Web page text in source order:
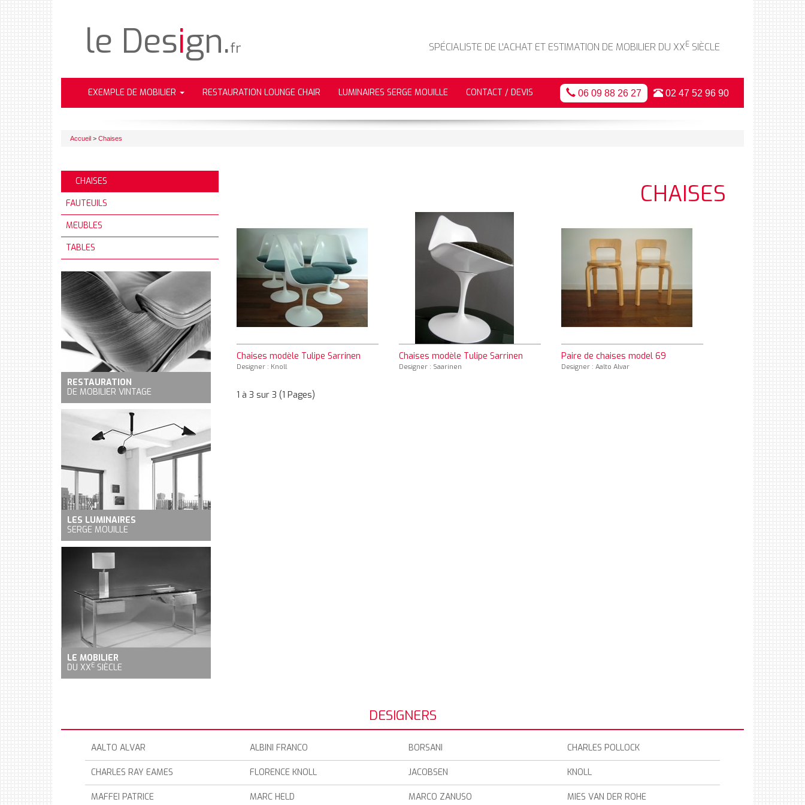
le Design.fr SPÉCIALISTE DE L'ACHAT ET ESTIMATION DE MOBILIER DU XXE SIÈCLE
EXEMPLE DE MOBILIER RESTAURATION LOUNGE CHAIR LUMINAIRES SERGE MOUILLE CONTACT / DEVIS 06 09 88 26 27 02 47 52 96 90
Accueil > Chaises
CHAISES
FAUTEUILS
MEUBLES
TABLES
RESTAURATION
DE MOBILIER VINTAGE
LES LUMINAIRES
SERGE MOUILLE
LE MOBILIER
DU XXE SIÈCLE
CHAISES
Chaises modèle Tulipe Sarrinen
Designer : Knoll
Chaises modèle Tulipe Sarrinen
Designer : Saarinen
Paire de chaises model 69
Designer : Aalto Alvar
1 à 3 sur 3 (1 Pages)
DESIGNERS
AALTO ALVAR ALBINI FRANCO BORSANI CHARLES POLLOCK
CHARLES RAY EAMES FLORENCE KNOLL JACOBSEN KNOLL
MAFFEI PATRICE MARC HELD MARCO ZANUSO MIES VAN DER ROHE